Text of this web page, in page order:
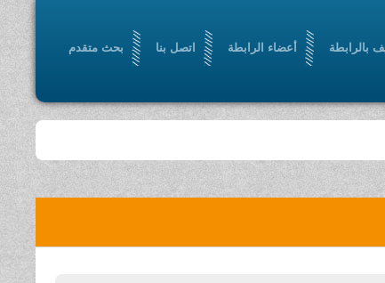
بالرابطة أعضاء الرابطة اتصل بنا بحث متقدم